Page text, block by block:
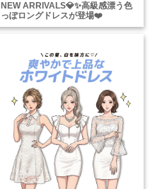
NEW ARRIVALS💎✨高級感漂う色
っぽロングドレスが登場❤️